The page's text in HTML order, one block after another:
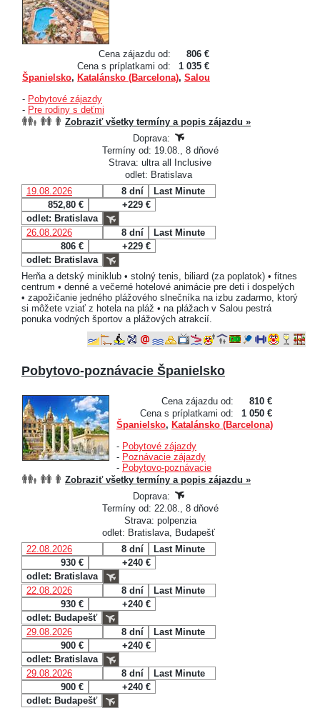
Cena zájazdu od:
806 €
Cena s príplatkami od:
1 035 €
Španielsko, Katalánsko (Barcelona), Salou
- Pobytové zájazdy
- Pre rodiny s deťmi
Zobraziť všetky termíny a popis zájazdu »
Doprava:
Termíny od: 19.08., 8 dňové
Strava: ultra all Inclusive
odlet: Bratislava
19.08.2026
8 dní
Last Minute
852,80 €
+229 €
odlet: Bratislava
26.08.2026
8 dní
Last Minute
806 €
+229 €
odlet: Bratislava
Herňa a detský miniklub • stolný tenis, biliard (za poplatok) • fitnes
centrum • denné a večerné hotelové animácie pre deti i dospelých
• zapožičanie jedného plážového slnečníka na izbu zadarmo, ktorý
si môžete vziať z hotela na pláž • na plážach v Salou pestrá
ponuka vodných športov a plážových atrakcií.
Pobytovo-poznávacie Španielsko
Cena zájazdu od:
810 €
Cena s príplatkami od:
1 050 €
Španielsko, Katalánsko (Barcelona)
- Pobytové zájazdy
- Poznávacie zájazdy
- Pobytovo-poznávacie
Zobraziť všetky termíny a popis zájazdu »
Doprava:
Termíny od: 22.08., 8 dňové
Strava: polpenzia
odlet: Bratislava, Budapešť
22.08.2026
8 dní
Last Minute
930 €
+240 €
odlet: Bratislava
22.08.2026
8 dní
Last Minute
930 €
+240 €
odlet: Budapešť
29.08.2026
8 dní
Last Minute
900 €
+240 €
odlet: Bratislava
29.08.2026
8 dní
Last Minute
900 €
+240 €
odlet: Budapešť